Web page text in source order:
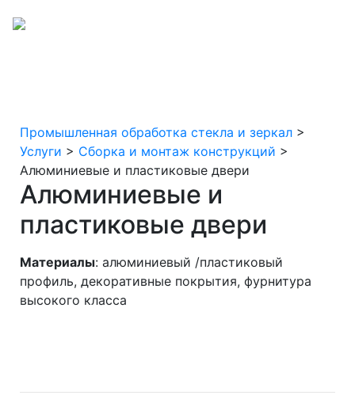
Промышленная обработка стекла и зеркал >
Услуги > Сборка и монтаж конструкций >
Алюминиевые и пластиковые двери
Алюминиевые и
пластиковые двери
Материалы: алюминиевый /пластиковый
профиль, декоративные покрытия, фурнитура
высокого класса